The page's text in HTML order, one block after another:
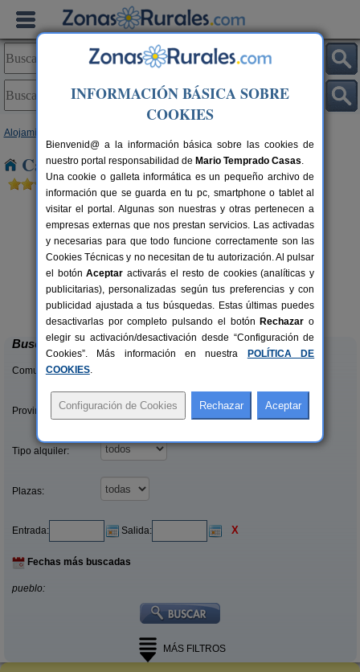
Alojamientos
Casas Rurales cerca de Las Fraguas
20+1 pers.
desde25 €
La Casa del Lago de Campoo
Orzales (Cantabria)
Buscar
Comunidades:
Provincias/Islas:
Tipo alquiler:
Plazas:
Entrada: Salida: X
Fechas más buscadas
pueblo:
MÁS FILTROS
INFORMACIÓN BÁSICA SOBRE
COOKIES
Bienvenid@ a la información básica sobre las cookies de
nuestro portal responsabilidad de Mario Temprado Casas.
Una cookie o galleta informática es un pequeño archivo de
información que se guarda en tu pc, smartphone o tablet al
visitar el portal. Algunas son nuestras y otras pertenecen a
empresas externas que nos prestan servicios. Las activadas
y necesarias para que todo funcione correctamente son las
Cookies Técnicas y no necesitan de tu autorización. Al pulsar
el botónAceptar activarás el resto de cookies (analíticas y
publicitarias), personalizadas según tus preferencias y con
publicidad ajustada a tus búsquedas. Estas últimas puedes
desactivarlas por completo pulsando el botón Rechazar o
elegir su activación/desactivación desde “Configuración de
Cookies”. Más información en nuestra
POLÍTICA DE
COOKIES.